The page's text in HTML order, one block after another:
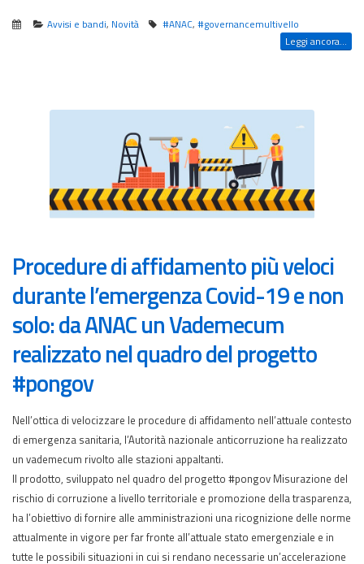
Avvisi e bandi, Novità #ANAC,#governancemultivello
Leggi ancora...
Procedure di affidamento più veloci
durante l’emergenza Covid-19 e non
solo: da ANAC un Vademecum
realizzato nel quadro del progetto
#pongov
Nell’ottica di velocizzare le procedure di affidamento nell’attuale contesto
di emergenza sanitaria, l’Autorità nazionale anticorruzione ha realizzato
un vademecum rivolto alle stazioni appaltanti.
Il prodotto, sviluppato nel quadro del progetto #pongov Misurazione del
rischio di corruzione a livello territoriale e promozione della trasparenza,
ha l’obiettivo di fornire alle amministrazioni una ricognizione delle norme
attualmente in vigore per far fronte all’attuale stato emergenziale e in
tutte le possibili situazioni in cui si rendano necessarie un’accelerazione